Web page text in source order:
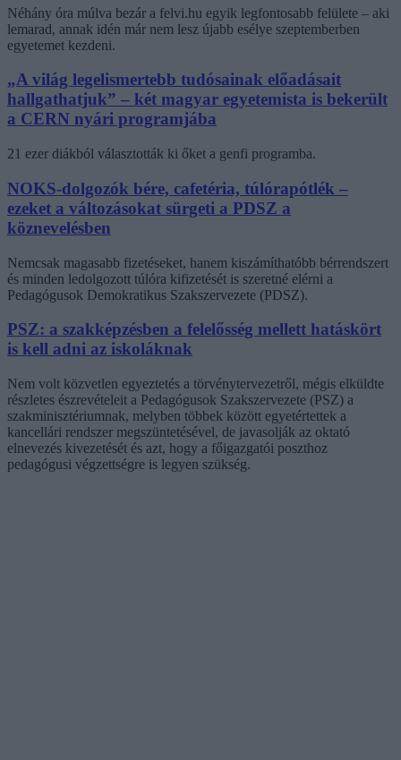
Néhány óra múlva bezár a felvi.hu egyik legfontosabb felülete – aki
lemarad, annak idén már nem lesz újabb esélye szeptemberben
egyetemet kezdeni.
„A világ legelismertebb tudósainak előadásait
hallgathatjuk” – két magyar egyetemista is bekerült
a CERN nyári programjába
21 ezer diákból választották ki őket a genfi programba.
NOKS-dolgozók bére, cafetéria, túlórapótlék –
ezeket a változásokat sürgeti a PDSZ a
köznevelésben
Nemcsak magasabb fizetéseket, hanem kiszámíthatóbb bérrendszert
és minden ledolgozott túlóra kifizetését is szeretné elérni a
Pedagógusok Demokratikus Szakszervezete (PDSZ).
PSZ: a szakképzésben a felelősség mellett hatáskört
is kell adni az iskoláknak
Nem volt közvetlen egyeztetés a törvénytervezetről, mégis elküldte
részletes észrevételeit a Pedagógusok Szakszervezete (PSZ) a
szakminisztériumnak, melyben többek között egyetértettek a
kancellári rendszer megszüntetésével, de javasolják az oktató
elnevezés kivezetését és azt, hogy a főigazgatói poszthoz
pedagógusi végzettségre is legyen szükség.